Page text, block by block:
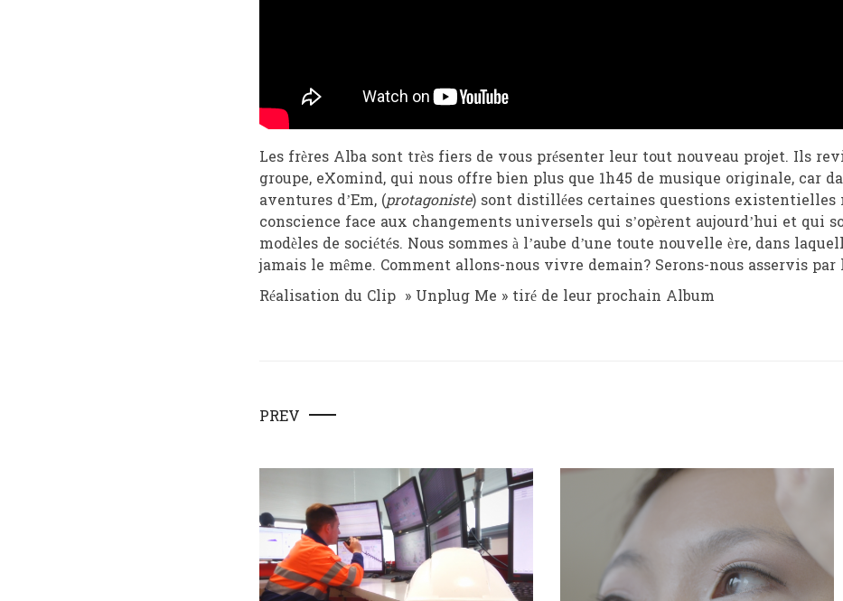
Les frères Alba sont très fiers de vous présenter leur tout nouveau projet. Ils
groupe, eXomind, qui nous offre bien plus que 1h45 de musique originale, car
aventures d’Em, (protagoniste) sont distillées certaines questions existentielles
conscience face aux changements universels qui s’opèrent aujourd’hui et qui
modèles de sociétés. Nous sommes à l’aube d’une toute nouvelle ère, dans
jamais le même. Comment allons-nous vivre demain? Serons-nous asservis par
Réalisation du Clip » Unplug Me » tiré de leur prochain Album
PREV